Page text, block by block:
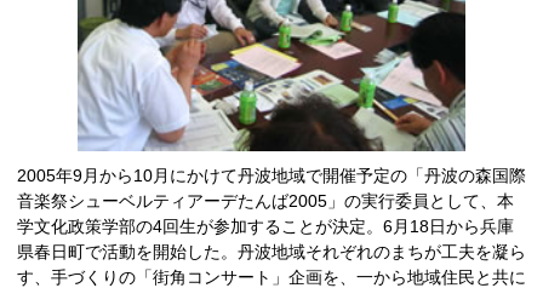
2005年9月から10月にかけて丹波地域で開催予定の「丹波の森国際
音楽祭シューベルティアーデたんば2005」の実行委員として、本
学文化政策学部の4回生が参加することが決定。6月18日から兵庫
県春日町で活動を開始した。丹波地域それぞれのまちが工夫を凝ら
す、手づくりの「街角コンサート」企画を、一から地域住民と共に